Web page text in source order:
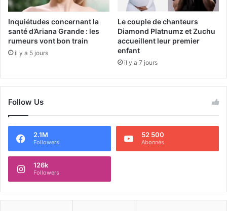
Inquiétudes concernant la
santé d’Ariana Grande : les
rumeurs vont bon train
il y a 5 jours
Le couple de chanteurs
Diamond Platnumz et Zuchu
accueillent leur premier
enfant
il y a 7 jours
Follow Us
2.1M
Followers
52 500
Abonnés
126k
Followers